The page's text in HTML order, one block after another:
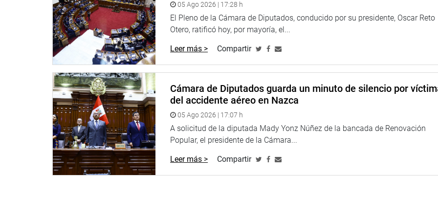
el monitoreo de la política oncológica nacional.
KITS DE MEDICIÓN DE GLUCOSA
Asimismo, se aprobó, con 18 votos a favor, el dictamen recaído en el Proyecto de Ley 12904/2025-CR que
establece la entrega gratuita de kits de medición de glucosa para pacientes con diabetes mellitus.
En el ámbito económico social, la diabetes mellitus genera consecuencias significativas debido al elevado costo
del tratamiento, hospitalizaciones, las complicaciones y pérdida de productividad laboral.
En ese sentido, la propuesta busca que los pacientes puedan realizar un monitoreo continuo de sus niveles de
glucosa mediante el uso de glucómetros, tiras reactivas y lancetas contribuyendo, así a una detección temprana
de alteraciones glicémicas y a una mejor adherencia al tratamiento médico.
Se advierte que el acceso oportuno a kits de tecnologías de monitoreo glucémico constituye una herramienta
fundamental para el control integral de la diabetes mellitus.
Desde una perspectiva clínica permite mejorar el control metabólico y prevenir complicaciones graves; mientras
05 Ago 2026 | 17:28 h
El Pleno de la Cámara de Diputados, conducido por su presidente, Oscar Reto
Otero, ratificó hoy, por mayoría, el...
Leer más > Compartir
Cámara de Diputados guarda un minuto de silencio por
del accidente aéreo en Nazca
05 Ago 2026 | 17:07 h
A solicitud de la diputada Mady Yonz Núñez de la bancada de Renovación
Popular, el presidente de la Cámara...
Leer más > Compartir